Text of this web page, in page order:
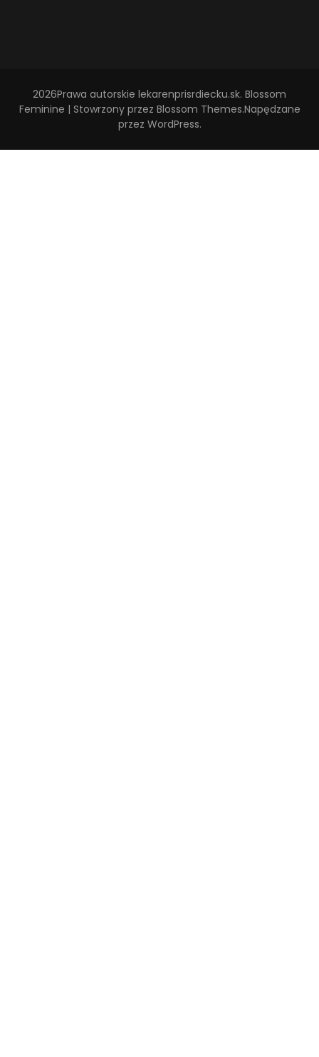
2026Prawa autorskie lekarenprisrdiecku.sk. Blossom
Feminine | Stowrzony przez Blossom Themes.Napędzane
przez WordPress.